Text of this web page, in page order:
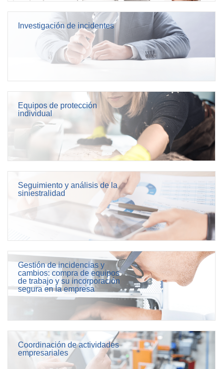
Investigación de incidentes
Equipos de protección
individual
Seguimiento y análisis de la
siniestralidad
Gestión de incidencias y
cambios: compra de equipos
de trabajo y su incorporación
segura en la empresa
Coordinación de actividades
empresariales